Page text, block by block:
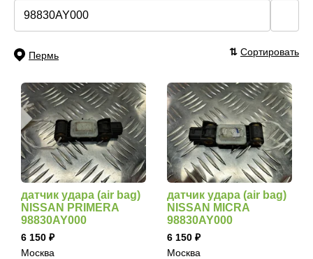
Пермь ⇅ Сортировать
датчик удара (air bag)
NISSAN PRIMERA
98830AY000
6 150
Москва
датчик удара (air bag)
NISSAN MICRA
98830AY000
6 150
Москва